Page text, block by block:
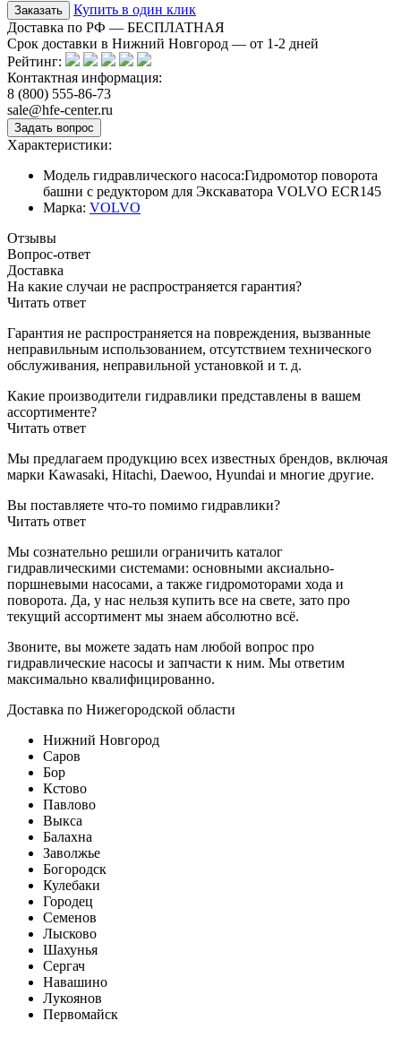
Купить в один клик
Доставка по РФ — БЕСПЛАТНАЯ
Срок доставки в Нижний Новгород — от 1-2 дней
Рейтинг:
Контактная информация:
8 (800) 555-86-73
sale@hfe-center.ru
Характеристики:
Модель гидравлического насоса:Гидромотор поворота
башни с редуктором для Экскаватора VOLVO ECR145
Марка: VOLVO
Отзывы
Вопрос-ответ
Доставка
На какие случаи не распространяется гарантия?
Читать ответ
Гарантия не распространяется на повреждения, вызванные
неправильным использованием, отсутствием технического
обслуживания, неправильной установкой и т. д.
Какие производители гидравлики представлены в вашем
ассортименте?
Читать ответ
Мы предлагаем продукцию всех известных брендов, включая
марки Kawasaki, Hitachi, Daewoo, Hyundai и многие другие.
Вы поставляете что-то помимо гидравлики?
Читать ответ
Мы сознательно решили ограничить каталог
гидравлическими системами: основными аксиально-
поршневыми насосами, а также гидромоторами хода и
поворота. Да, у нас нельзя купить все на свете, зато про
текущий ассортимент мы знаем абсолютно всё.
Звоните, вы можете задать нам любой вопрос про
гидравлические насосы и запчасти к ним. Мы ответим
максимально квалифицированно.
Доставка по Нижегородской области
Нижний Новгород
Саров
Бор
Кстово
Павлово
Выкса
Балахна
Заволжье
Богородск
Кулебаки
Городец
Семенов
Лысково
Шахунья
Сергач
Навашино
Лукоянов
Первомайск